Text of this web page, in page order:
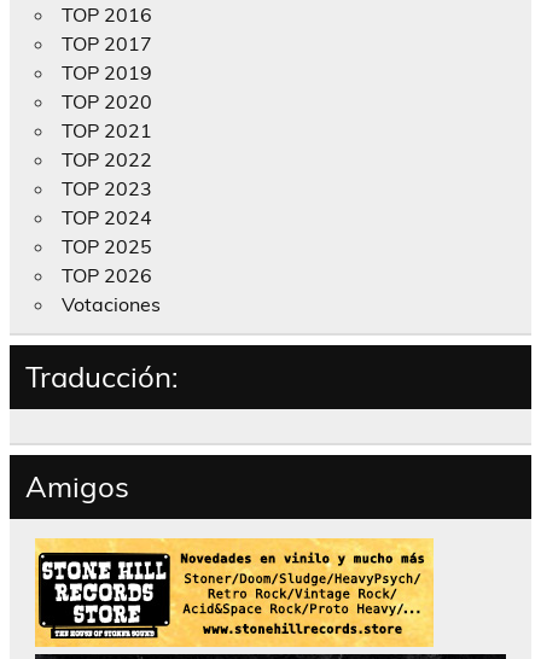
TOP 2016
TOP 2017
TOP 2019
TOP 2020
TOP 2021
TOP 2022
TOP 2023
TOP 2024
TOP 2025
TOP 2026
Votaciones
Traducción:
Amigos